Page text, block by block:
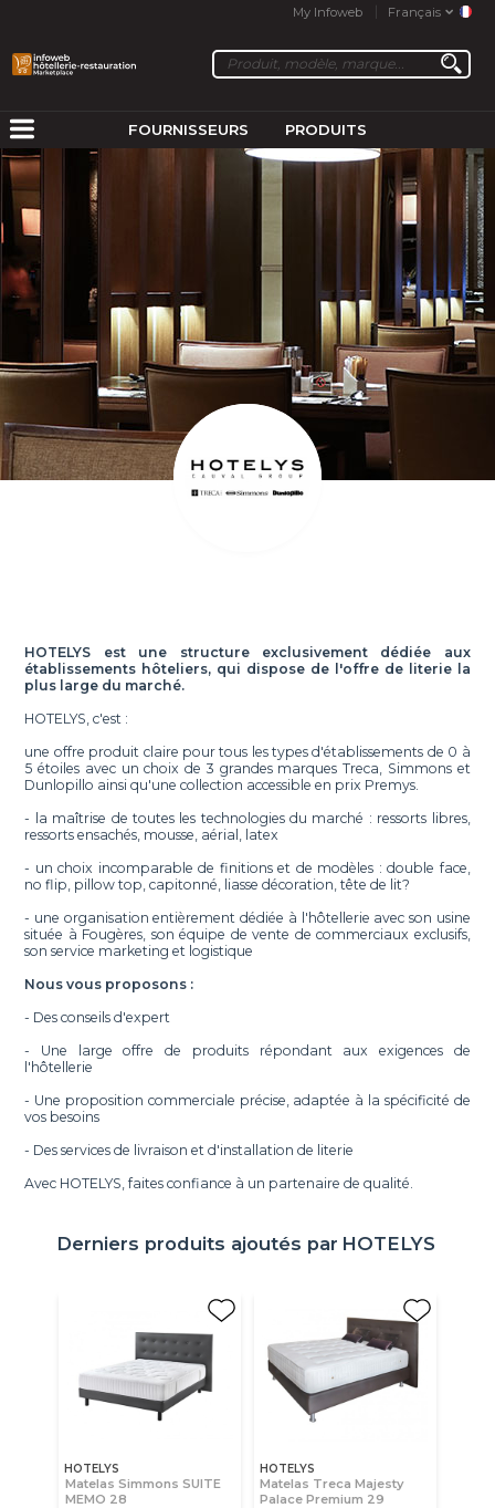
My Infoweb Français
FOURNISSEURS PRODUITS
HOTELYS est une structure exclusivement dédiée aux
établissements hôteliers, qui dispose de l'offre de literie la
plus large du marché.
HOTELYS, c'est :
une offre produit claire pour tous les types d'établissements de 0 à
5 étoiles avec un choix de 3 grandes marques Treca, Simmons et
Dunlopillo ainsi qu'une collection accessible en prix Premys.
- la maîtrise de toutes les technologies du marché : ressorts libres,
ressorts ensachés, mousse, aérial, latex
- un choix incomparable de finitions et de modèles : double face,
no flip, pillow top, capitonné, liasse décoration, tête de lit?
- une organisation entièrement dédiée à l'hôtellerie avec son usine
située à Fougères, son équipe de vente de commerciaux exclusifs,
son service marketing et logistique
Nous vous proposons :
- Des conseils d'expert
- Une large offre de produits répondant aux exigences de
l'hôtellerie
- Une proposition commerciale précise, adaptée à la spécificité de
vos besoins
- Des services de livraison et d'installation de literie
Avec HOTELYS, faites confiance à un partenaire de qualité.
Derniers produits ajoutés par HOTELYS
HOTELYS
Matelas Simmons SUITE
MEMO 28
HOTELYS
Matelas Treca Majesty
Palace Premium 29